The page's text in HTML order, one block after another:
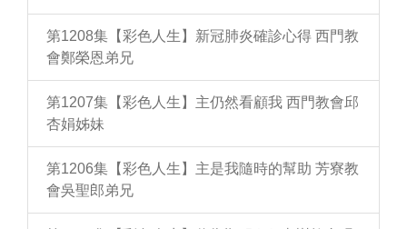
第1208集【彩色人生】新冠肺炎確診心得 西門教
會鄭榮恩弟兄
第1207集【彩色人生】主仍然看顧我 西門教會邱
杏娟姊妹
第1206集【彩色人生】主是我隨時的幫助 芳寮教
會吳聖郎弟兄